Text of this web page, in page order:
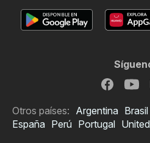
Otros países: Argentina Brasil
España Perú Portugal